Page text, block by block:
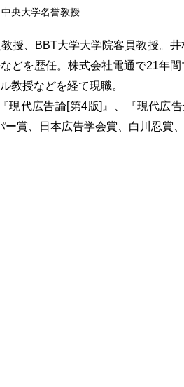
中央大学名誉教授
授、BBT大学大学院客員教授。
どを歴任。株式会社電通で21年
教授などを経て現職。
代広告論[第4版]』、『現代広
賞、日本広告学会賞、白川忍賞